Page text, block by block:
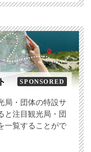
SPONSORED
局・団体の特設サ
と注目観光局・団
一覧することがで